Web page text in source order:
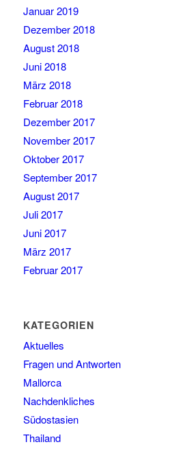
Januar 2019
Dezember 2018
August 2018
Juni 2018
März 2018
Februar 2018
Dezember 2017
November 2017
Oktober 2017
September 2017
August 2017
Juli 2017
Juni 2017
März 2017
Februar 2017
KATEGORIEN
Aktuelles
Fragen und Antworten
Mallorca
Nachdenkliches
Südostasien
Thailand